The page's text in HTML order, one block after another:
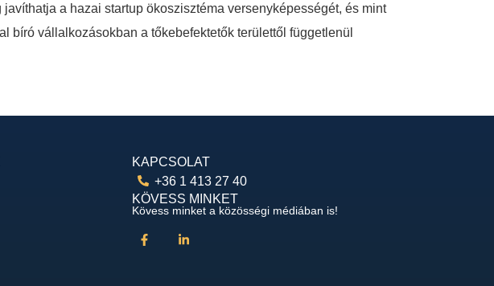
a hazai startup ökoszisztéma versenyképességét, és mint
bíró vállalkozásokban a tőkebefektetők területtől függetlenül
KAPCSOLAT
+36 1 413 27 40
KÖVESS MINKET
Kövess minket a közösségi médiában is!